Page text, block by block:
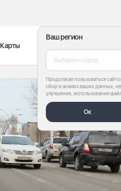
Ваш регион
Выберите город
Продолжая пользоваться
сбор и анализ ваших данных,
улучшения, использование
Ок
Карты